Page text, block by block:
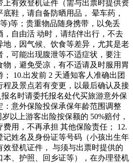
上有效登机证件（需与出票时提供资
鞋，请自备防晒用品， 晕车药，
)等；贵重物品随身携带，以免丢
，自由活 动时，请结伴出行，不去
地，因气候、饮食等差异，尤其是老
，可能出现腹泄等不适症状，要注
，避免受凉，有不适请及时服用胃
10.出发前 2 天通知客人准确出团
程及景点若有变更，以最后确认及接
名时请委托报名处代买旅游意外保
：意外保险投保承保年龄范围调整
以上游客出险按保额的 50%赔付，
用，不再承担 其他保险责任； 12.
记姓名及身份证等号码（小孩出生年
效登机证件， 与须与出票时提供的
本、护照、回乡证等），在办理登机